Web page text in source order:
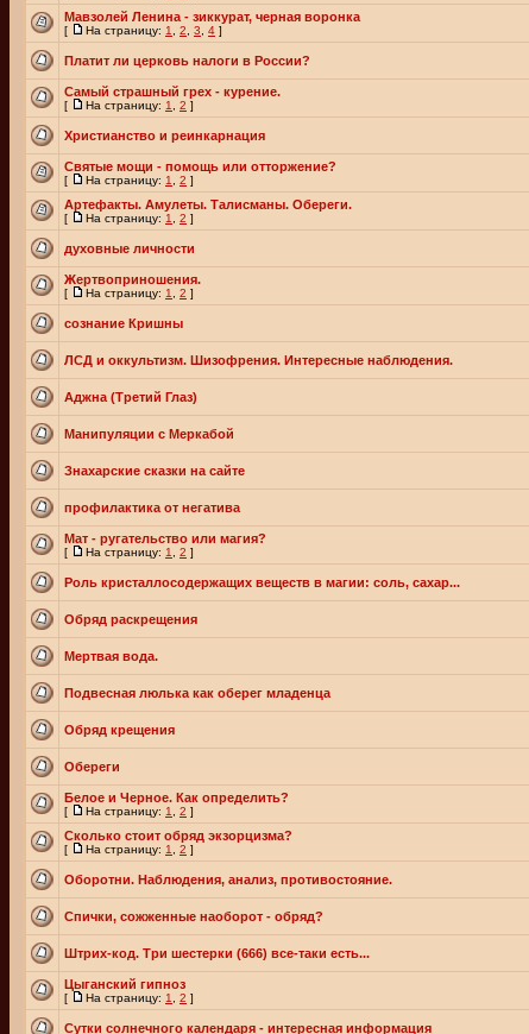
Мавзолей Ленина - зиккурат, черная воронка
[ На страницу: 1 2 3 4 ]
Платит ли церковь налоги в России?
Самый страшный грех - курение.
[ На страницу: 1 2 ]
Христианство и реинкарнация
Святые мощи - помощь или отторжение?
[ На страницу: 1 2 ]
Артефакты. Амулеты. Талисманы. Обереги.
[ На страницу: 1 2 ]
духовные личности
Жертвоприношения.
[ На страницу: 1 2 ]
сознание Кришны
ЛСД и оккультизм. Шизофрения. Интересные наблюдения.
Аджна (Третий Глаз)
Манипуляции с Меркабой
Знахарские сказки на сайте
профилактика от негатива
Мат - ругательство или магия?
[ На страницу: 1 2 ]
Роль кристаллосодержащих веществ в магии: соль, сахар...
Обряд раскрещения
Мертвая вода.
Подвесная люлька как оберег младенца
Обряд крещения
Обереги
Белое и Черное. Как определить?
[ На страницу: 1 2 ]
Сколько стоит обряд экзорцизма?
[ На страницу: 1 2 ]
Оборотни. Наблюдения, анализ, противостояние.
Спички, сожженные наоборот - обряд?
Штрих-код. Три шестерки (666) все-таки есть...
Цыганский гипноз
[ На страницу: 1 2 ]
Сутки солнечного календаря - интересная информация